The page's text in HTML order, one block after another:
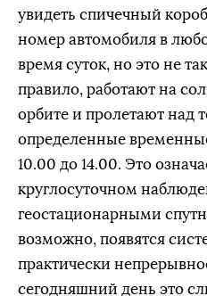
увидеть спичечный
номер автомобиля в
время суток, но это не
правило, работают на
орбите и пролетают над
определенные
10.00 до 14.00. Это
круглосуточном
геостационарными
возможно, появятся
практически
сегодняшний день это